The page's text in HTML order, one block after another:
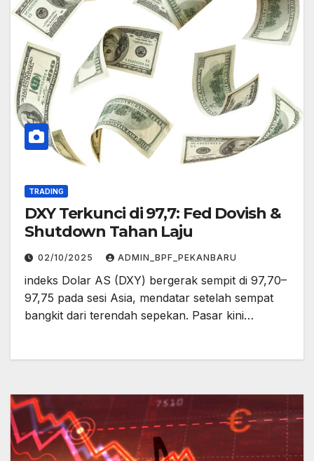
TRADING
DXY Terkunci di 97,7: Fed Dovish &
Shutdown Tahan Laju
02/10/2025 ADMIN_BPF_PEKANBARU
indeks Dolar AS (DXY) bergerak sempit di 97,70–
97,75 pada sesi Asia, mendatar setelah sempat
bangkit dari terendah sepekan. Pasar kini…